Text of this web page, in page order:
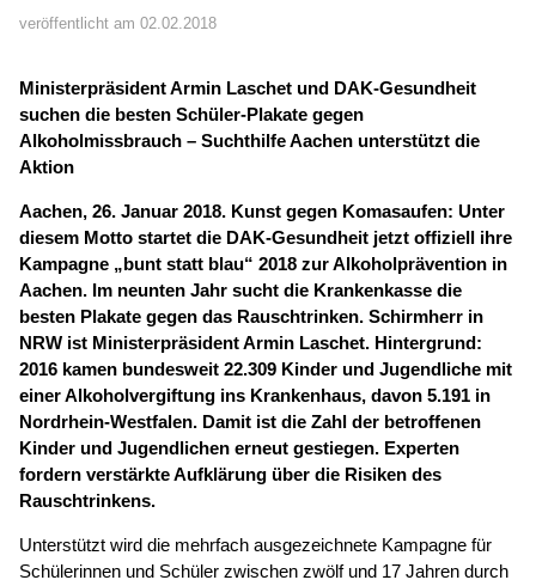
veröffentlicht am 02.02.2018
Ministerpräsident Armin Laschet und DAK-Gesundheit
suchen die besten Schüler-Plakate gegen
Alkoholmissbrauch – Suchthilfe Aachen unterstützt die
Aktion
Aachen, 26. Januar 2018. Kunst gegen Komasaufen: Unter
diesem Motto startet die DAK-Gesundheit jetzt offiziell ihre
Kampagne „bunt statt blau“ 2018 zur Alkoholprävention in
Aachen. Im neunten Jahr sucht die Krankenkasse die
besten Plakate gegen das Rauschtrinken. Schirmherr in
NRW ist Ministerpräsident Armin Laschet. Hintergrund:
2016 kamen bundesweit 22.309 Kinder und Jugendliche mit
einer Alkoholvergiftung ins Krankenhaus, davon 5.191 in
Nordrhein-Westfalen. Damit ist die Zahl der betroffenen
Kinder und Jugendlichen erneut gestiegen. Experten
fordern verstärkte Aufklärung über die Risiken des
Rauschtrinkens.
Unterstützt wird die mehrfach ausgezeichnete Kampagne für
Schülerinnen und Schüler zwischen zwölf und 17 Jahren durch